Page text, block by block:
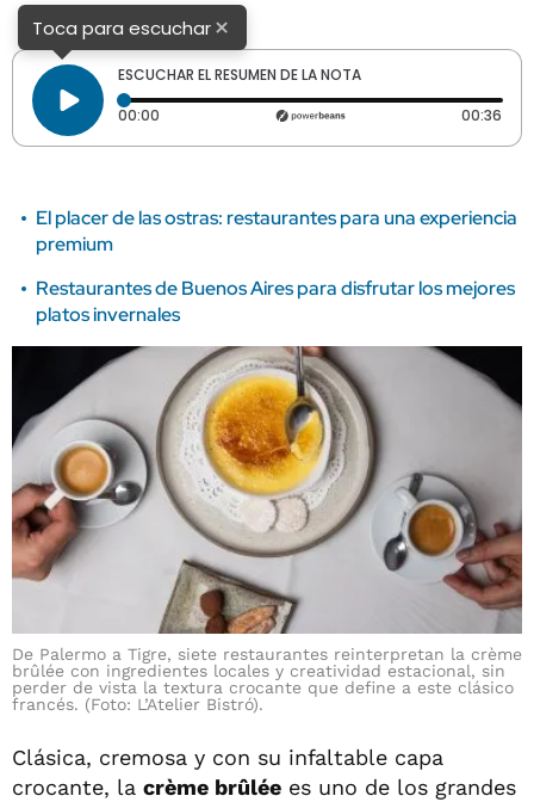
Toca para escuchar×
ESCUCHAR EL RESUMEN DE LA NOTA
00:00 Tiempo transcurrido: 0 segundos 00:36
El placer de las ostras: restaurantes para una experiencia
premium
Restaurantes de Buenos Aires para disfrutar los mejores
platos invernales
De Palermo a Tigre, siete restaurantes reinterpretan la crème
brûlée con ingredientes locales y creatividad estacional, sin
perder de vista la textura crocante que define a este clásico
francés. (Foto: L’Atelier Bistró).
Clásica, cremosa y con su infaltable capa
crocante, la crème brûlée es uno de los grandes